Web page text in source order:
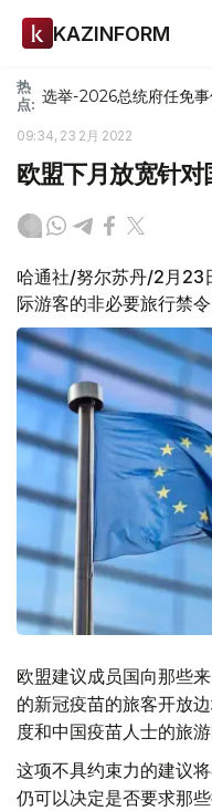
KAZINFORM
热
点: 选举-2026总统府任免
09:34, 23 2月 2022
欧盟下月放宽针对
哈通社/努尔苏丹/2月23
际游客的非必要旅行禁令
欧盟建议成员国向那些
的新冠疫苗的旅客开放
度和中国疫苗人士的旅游
这项不具约束力的建议
仍可以决定是否要求那